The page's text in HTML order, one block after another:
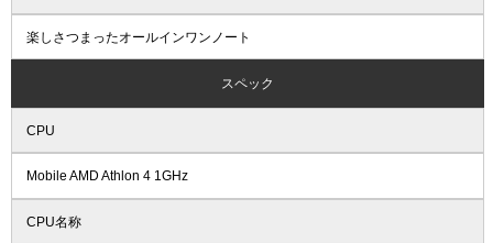
楽しさつまったオールインワンノート
スペック
CPU
Mobile AMD Athlon 4 1GHz
CPU名称